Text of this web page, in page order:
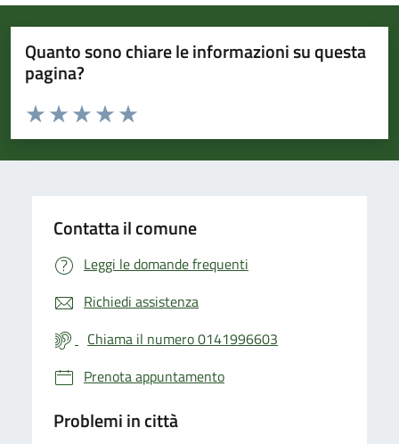
Quanto sono chiare le informazioni su questa
pagina?
Valuta da 1 a 5 stelle la pagina
Valuta 5 stelle su 5
Valuta 4 stelle su 5
Valuta 3 stelle su 5
Valuta 2 stelle su 5
Valuta 1 stelle su 5
Contatta il comune
Leggi le domande frequenti
Richiedi assistenza
Chiama il numero 0141996603
Prenota appuntamento
Problemi in città